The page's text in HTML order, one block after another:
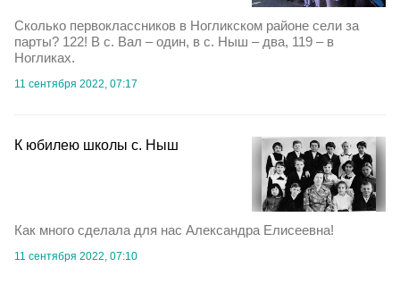
Сколько первоклассников в Ногликском районе сели за
парты? 122! В с. Вал – один, в с. Ныш – два, 119 – в
Ногликах.
11 сентября 2022, 07:17
К юбилею школы с. Ныш
Как много сделала для нас Александра Елисеевна!
11 сентября 2022, 07:10